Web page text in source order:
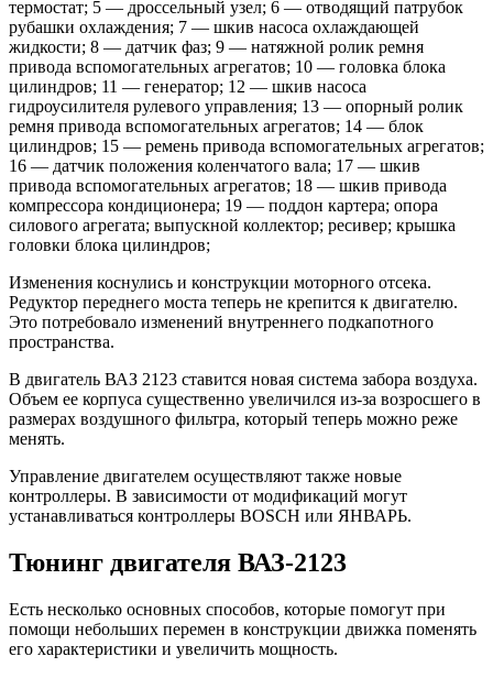
термостат; 5 — дроссельный узел; 6 — отводящий патрубок
рубашки охлаждения; 7 — шкив насоса охлаждающей
жидкости; 8 — датчик фаз; 9 — натяжной ролик ремня
привода вспомогательных агрегатов; 10 — головка блока
цилиндров; 11 — генератор; 12 — шкив насоса
гидроусилителя рулевого управления; 13 — опорный ролик
ремня привода вспомогательных агрегатов; 14 — блок
цилиндров; 15 — ремень привода вспомогательных агрегатов;
16 — датчик положения коленчатого вала; 17 — шкив
привода вспомогательных агрегатов; 18 — шкив привода
компрессора кондиционера; 19 — поддон картера; опора
силового агрегата; выпускной коллектор; ресивер; крышка
головки блока цилиндров;
Изменения коснулись и конструкции моторного отсека.
Редуктор переднего моста теперь не крепится к двигателю.
Это потребовало изменений внутреннего подкапотного
пространства.
В двигатель ВАЗ 2123 ставится новая система забора воздуха.
Объем ее корпуса существенно увеличился из-за возросшего в
размерах воздушного фильтра, который теперь можно реже
менять.
Управление двигателем осуществляют также новые
контроллеры. В зависимости от модификаций могут
устанавливаться контроллеры BOSCH или ЯНВАРЬ.
Тюнинг двигателя ВАЗ-2123
Есть несколько основных способов, которые помогут при
помощи небольших перемен в конструкции движка поменять
его характеристики и увеличить мощность.